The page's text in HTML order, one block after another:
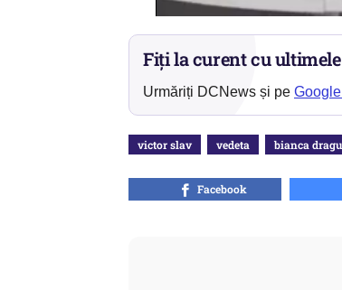
Fiți la curent cu
Urmăriți DCNews și pe
victor slav vedeta bianca
Facebook